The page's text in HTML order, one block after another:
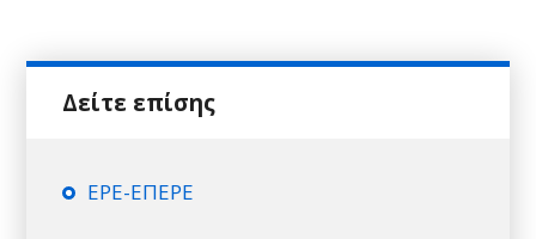
ΕΡΕ-ΕΠΕΡΕ